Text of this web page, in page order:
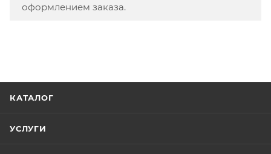
оформлением заказа.
КАТАЛОГ
УСЛУГИ